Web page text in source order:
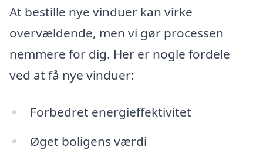
At bestille nye vinduer kan virke
overvældende, men vi gør processen
nemmere for dig. Her er nogle fordele
ved at få nye vinduer:
Forbedret energieffektivitet
Øget boligens værdi